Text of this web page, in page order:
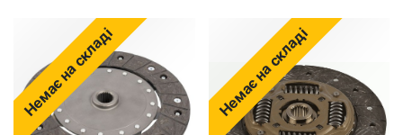
Немає на складі Немає на складі